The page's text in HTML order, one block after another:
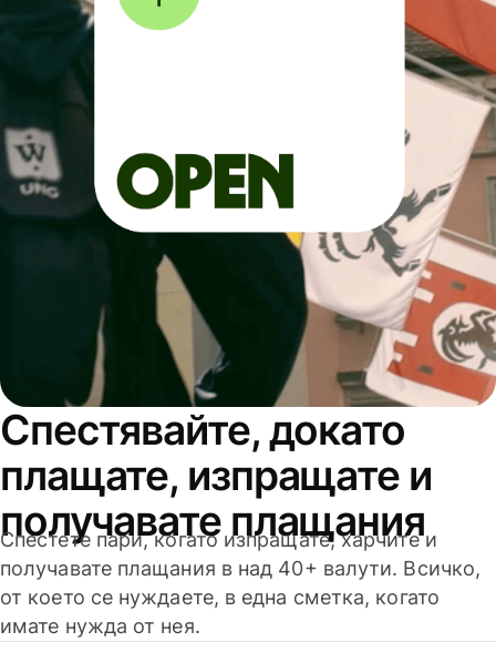
Спестявайте, докато
плащате, изпращате и
получавате плащания
Спестете пари, когато изпращате, харчите и
получавате плащания в над 40+ валути. Всичко,
от което се нуждаете, в една сметка, когато
имате нужда от нея.